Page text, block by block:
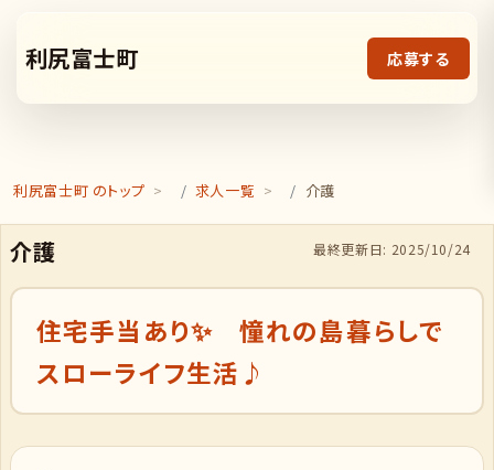
利尻富士町 応募する
利尻富士町 のトップ 求人一覧 介護
最終更新日: 2025/10/24
介護
住宅手当あり✨ 憧れの島暮らしで
スローライフ生活♪